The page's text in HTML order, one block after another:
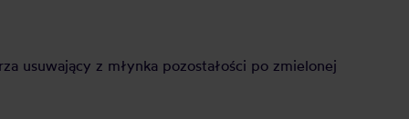
usuwający z młynka pozostałości po zmielonej